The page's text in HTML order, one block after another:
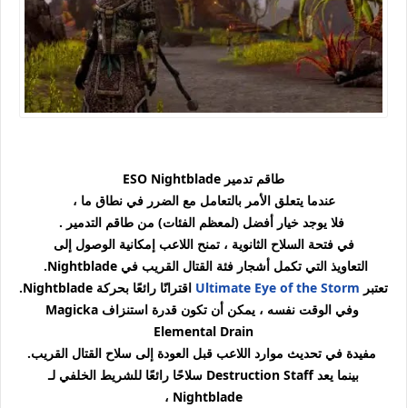
طاقم تدمير ESO Nightblade
عندما يتعلق الأمر بالتعامل مع الضرر في نطاق ما ،
فلا يوجد خيار أفضل (لمعظم الفئات) من طاقم التدمير .
في فتحة السلاح الثانوية ، تمنح اللاعب إمكانية الوصول إلى
التعاويذ التي تكمل أشجار فئة القتال القريب في Nightblade.
تعتبر Ultimate Eye of the Storm اقترانًا رائعًا بحركة Nightblade.
وفي الوقت نفسه ، يمكن أن تكون قدرة استنزاف Magicka
Elemental Drain
مفيدة في تحديث موارد اللاعب قبل العودة إلى سلاح القتال القريب.
بينما يعد Destruction Staff سلاحًا رائعًا للشريط الخلفي لـ
Nightblade ،